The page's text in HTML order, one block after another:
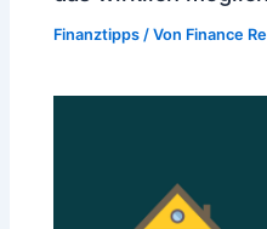
Finanztipps / Von Finance